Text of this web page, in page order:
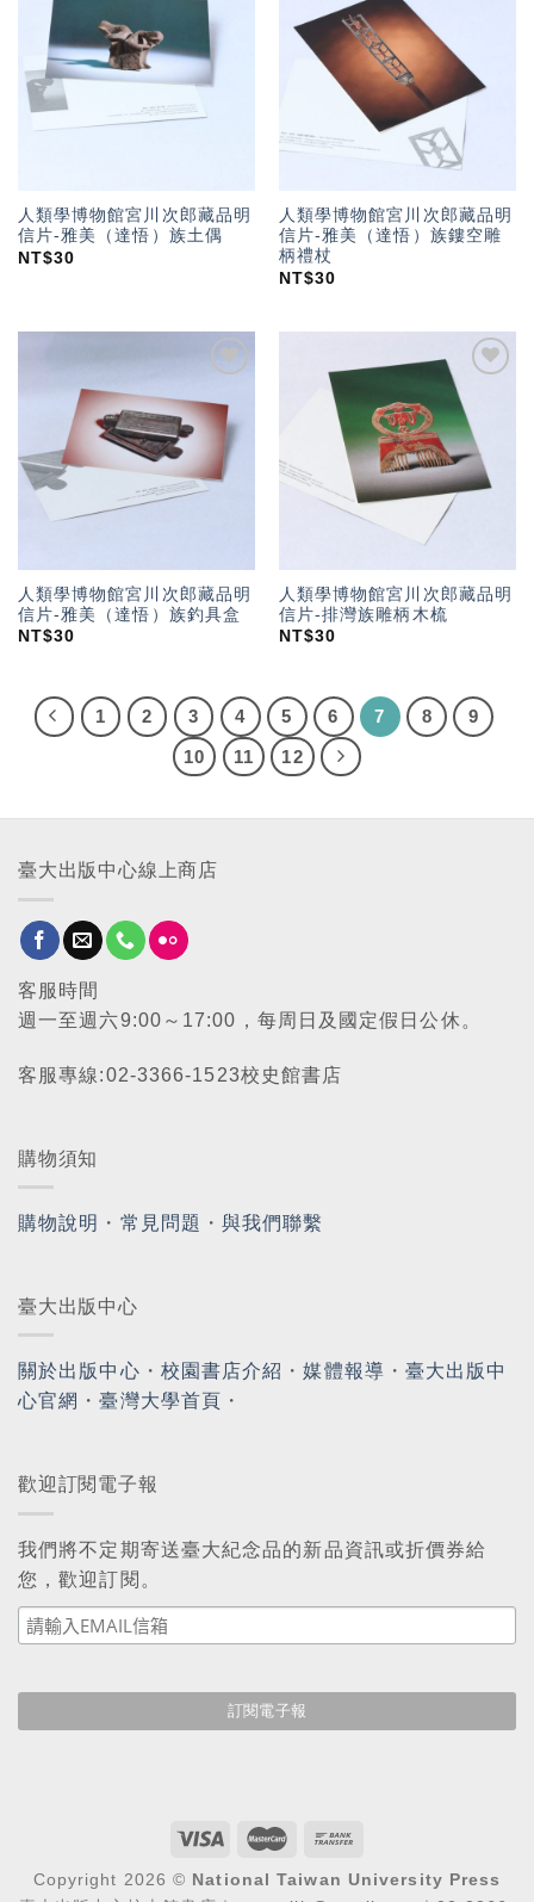
人類學博物館宮川次郎藏品明
信片-雅美（達悟）族土偶
NT$30
人類學博物館宮川次郎藏品明
信片-雅美（達悟）族鏤空雕
柄禮杖
NT$30
「願
望輕
單」
人類學博物館宮川次郎藏品明
信片-雅美（達悟）族釣具盒
NT$30
單」
人類學博物館宮川次郎藏品明
信片-排灣族雕柄木梳
NT$30
1 2 3 4 5 6 7 8
9
10
11 12
臺大出版中心線上商店
客服時間
週一至週六9:00～17:00，每周日及國定假日公休。
客服專線:02-3366-1523校史館書店
購物須知
購物說明 ・ 常見問題 ・與我們聯繫
臺大出版中心
關於出版中心 ・ 校園書店介紹 ・媒體報導 ・ 臺大出版中
心官網 ・臺灣大學首頁 ・
歡迎訂閱電子報
我們將不定期寄送臺大紀念品的新品資訊或折價券給
您，歡迎訂閱。
Copyright 2026 © National Taiwan University Press